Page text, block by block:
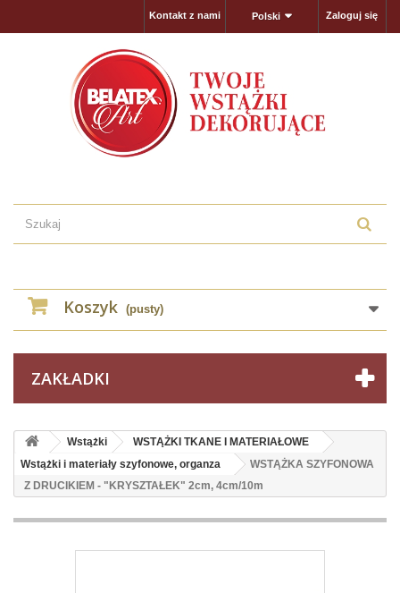
Zaloguj się
Polski
Kontakt z nami
Koszyk (pusty)
ZAKŁADKI
Wstążki
WSTĄŻKI TKANE I MATERIAŁOWE
Wstążki i materiały szyfonowe, organza
WSTĄŻKA SZYFONOWA
Z DRUCIKIEM - "KRYSZTAŁEK" 2cm, 4cm/10m